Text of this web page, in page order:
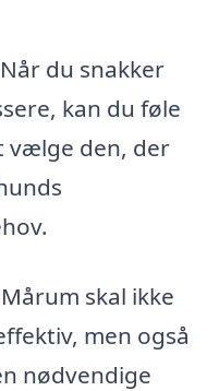
Når du snakker
kan du føle
vælge den, der
skal ikke
men også
nødvendige